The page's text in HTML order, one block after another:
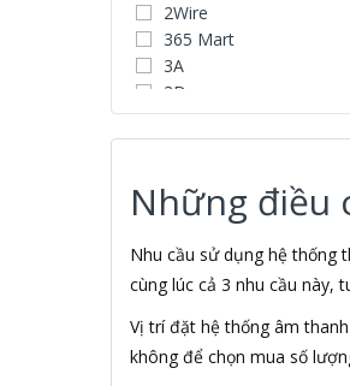
2Wire
365 Mart
3A
3D
3D Water Speaker
3Dconnexion
3S
5A systems
7Gift Shop
A 100+
A Clock
A & T
AAD
Những điều
Nhu cầu sử dụng hệ thống
cùng lúc cả 3 nhu cầu này,
Vị trí đặt hệ thống âm
không để chọn mua số